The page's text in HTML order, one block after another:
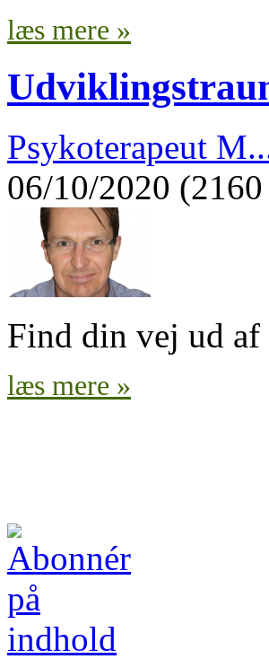
læs mere »
Psykoterapeut
06/10/2020
Find din vej ud af
læs mere »